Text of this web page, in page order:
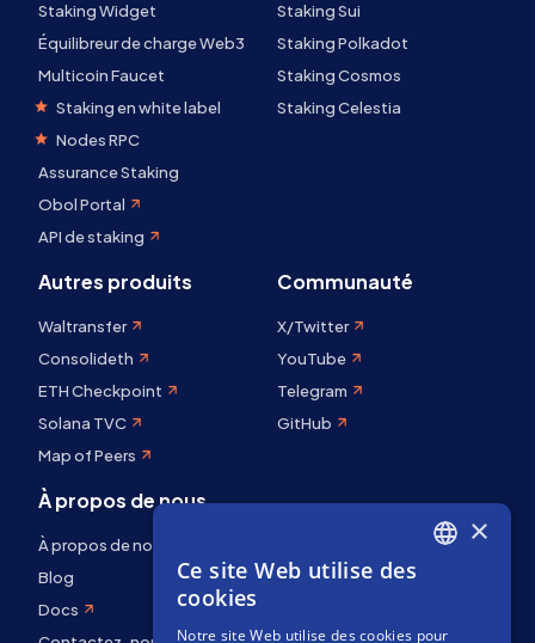
Staking Widget
Équilibreur de charge Web3
Multicoin Faucet
Staking en white label
Nodes RPC
Assurance Staking
Obol Portal
API de staking
Staking Sui
Staking Polkadot
Staking Cosmos
Staking Celestia
Autres produits
Waltransfer
Consolideth
ETH Checkpoint
Solana TVC
Map of Peers
Communauté
X/Twitter
YouTube
Telegram
GitHub
À propos de nous
À propos de nous
Blog
Docs
×
Ce site Web utilise des
cookies
Notre site Web utilise des cookies pour